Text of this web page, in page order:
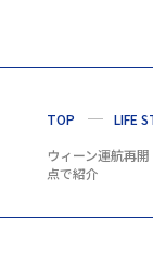
TOP LIFE
ウィーン運航再
点で紹介